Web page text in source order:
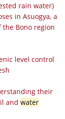
rain water)
in Asuogya, a
Bono region
level control
their
and water